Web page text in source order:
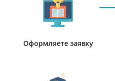
Оформляете заявку